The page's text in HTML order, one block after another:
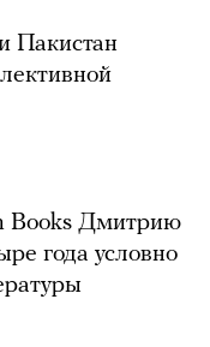
Пакистан
Books Дмитрию
года условно